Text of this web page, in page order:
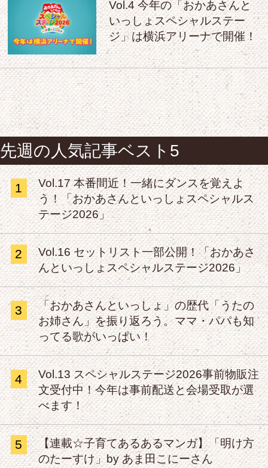
Vol.4 今年の「おかあさんと
いっしょスペシャルステー
ジ」は横浜アリーナで開催！
先週の人気記事ベスト5
1
Vol.17 本番間近！一緒にダンスを覚えよ
う！「おかあさんといっしょスペシャルス
テージ2026」
2
Vol.16 セットリスト一部公開！「おかあさ
んといっしょスペシャルステージ2026」
3
「おかあさんといっしょ」の歴代「うたの
お姉さん」を振り返ろう。ママ・パパも知
ってる歌がいっぱい！
4
Vol.13 スペシャルステージ2026事前物販注
文受付中！今年は事前配送と会場受取が選
べます！
5
【連載☆子育てあるあるマンガ】「明け方
のたーすけ」by あま田こにーさん